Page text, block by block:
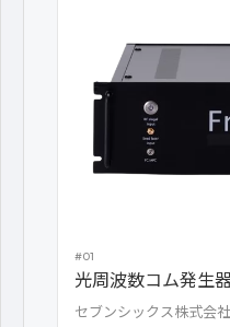
#01
光周波数コム発生
セブンシックス株式会社